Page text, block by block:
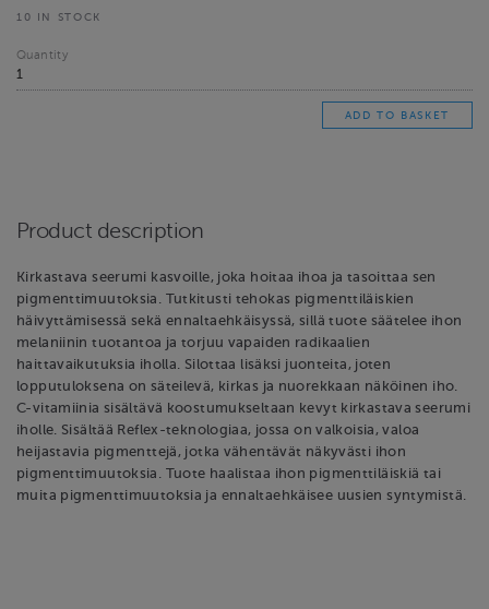
10 IN STOCK
Quantity
Product description
Kirkastava seerumi kasvoille, joka hoitaa ihoa ja tasoittaa sen
pigmenttimuutoksia. Tutkitusti tehokas pigmenttiläiskien
häivyttämisessä sekä ennaltaehkäisyssä, sillä tuote säätelee ihon
melaniinin tuotantoa ja torjuu vapaiden radikaalien
haittavaikutuksia iholla. Silottaa lisäksi juonteita, joten
lopputuloksena on säteilevä, kirkas ja nuorekkaan näköinen iho.
C-vitamiinia sisältävä koostumukseltaan kevyt kirkastava seerumi
iholle. Sisältää Reflex-teknologiaa, jossa on valkoisia, valoa
heijastavia pigmenttejä, jotka vähentävät näkyvästi ihon
pigmenttimuutoksia. Tuote haalistaa ihon pigmenttiläiskiä tai
muita pigmenttimuutoksia ja ennaltaehkäisee uusien syntymistä.